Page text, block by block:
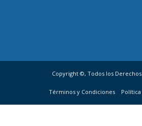
Copyright ©, Todos los
Términos y Condiciones